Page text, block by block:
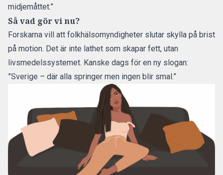
midjemåttet.”
Så vad gör vi nu?
Forskarna vill att folkhälsomyndigheter slutar skylla på brist
på motion. Det är inte lathet som skapar fett, utan
livsmedelssystemet. Kanske dags för en ny slogan:
”Sverige – där alla springer men ingen blir smal.”